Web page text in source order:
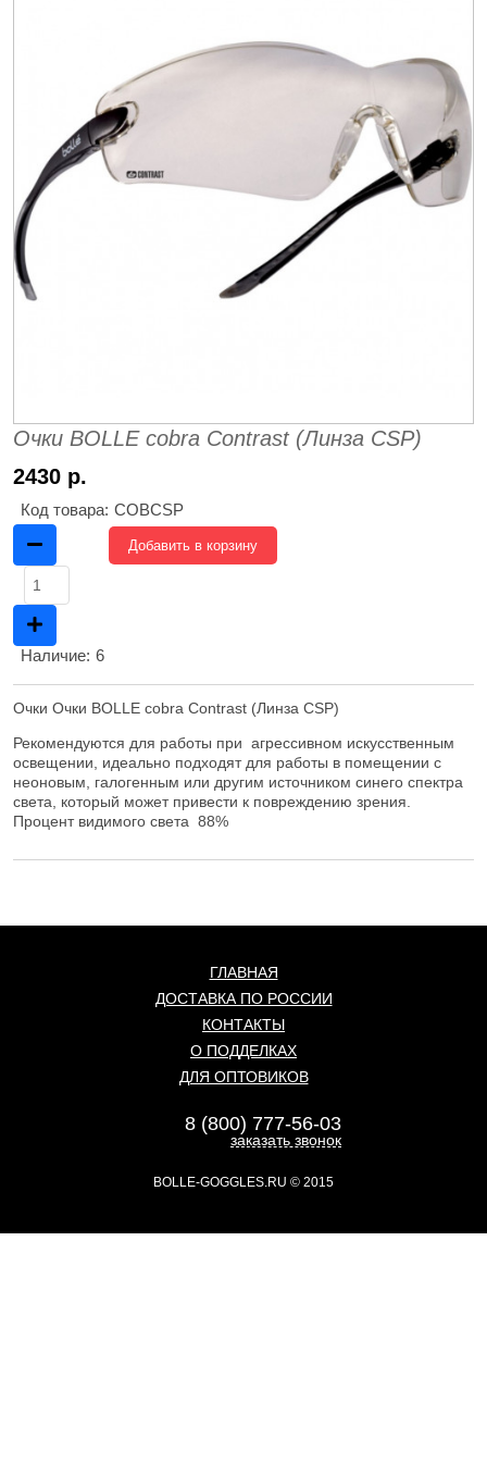
Очки BOLLE cobra Contrast (Линза CSP)
2430 р.
Код товара: COBCSP
Наличие: 6
Добавить в корзину
Очки Очки BOLLE cobra Contrast (Линза CSP)
Рекомендуются для работы при агрессивном искусственным
освещении, идеально подходят для работы в помещении с
неоновым, галогенным или другим источником синего спектра
света, который может привести к повреждению зрения.
Процент видимого света 88%
ГЛАВНАЯ
ДОСТАВКА ПО РОССИИ
КОНТАКТЫ
О ПОДДЕЛКАХ
ДЛЯ ОПТОВИКОВ
BOLLE-GOGGLES.RU © 2015
8 (800) 777-56-03
заказать звонок